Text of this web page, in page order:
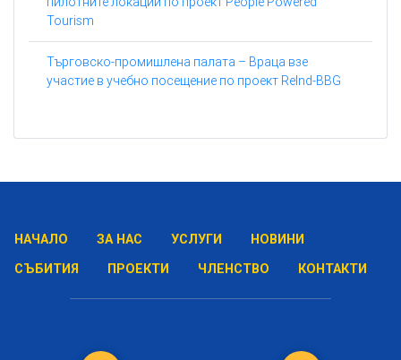
Tourism
Търговско-промишлена палата – Враца взе
участие в учебно посещение по проект ReInd-BBG
НАЧАЛО ЗА НАС УСЛУГИ
НОВИНИ
СЪБИТИЯ
ПРОЕКТИ ЧЛЕНСТВО КОНТАКТИ